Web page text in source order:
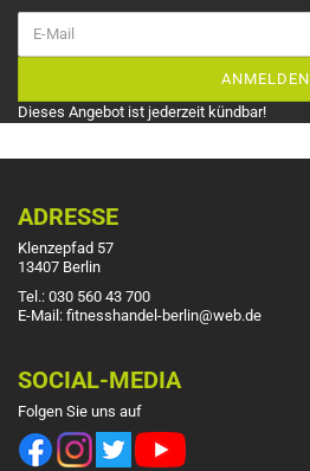
ANMELDEN
Dieses Angebot ist jederzeit kündbar!
ADRESSE
Klenzepfad 57
13407 Berlin
Tel.: 030 560 43 700
E-Mail: fitnesshandel-berlin@web.de
SOCIAL-MEDIA
Folgen Sie uns auf